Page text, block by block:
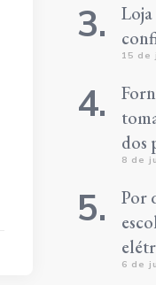
Loja
15 de
dos
8 de
Por
6 de